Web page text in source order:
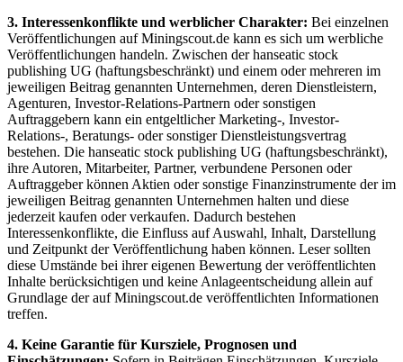
3. Interessenkonflikte und werblicher Charakter: Bei einzelnen
Veröffentlichungen auf Miningscout.de kann es sich um werbliche
Veröffentlichungen handeln. Zwischen der hanseatic stock
publishing UG (haftungsbeschränkt) und einem oder mehreren im
jeweiligen Beitrag genannten Unternehmen, deren Dienstleistern,
Agenturen, Investor-Relations-Partnern oder sonstigen
Auftraggebern kann ein entgeltlicher Marketing-, Investor-
Relations-, Beratungs- oder sonstiger Dienstleistungsvertrag
bestehen. Die hanseatic stock publishing UG (haftungsbeschränkt),
ihre Autoren, Mitarbeiter, Partner, verbundene Personen oder
Auftraggeber können Aktien oder sonstige Finanzinstrumente der im
jeweiligen Beitrag genannten Unternehmen halten und diese
jederzeit kaufen oder verkaufen. Dadurch bestehen
Interessenkonflikte, die Einfluss auf Auswahl, Inhalt, Darstellung
und Zeitpunkt der Veröffentlichung haben können. Leser sollten
diese Umstände bei ihrer eigenen Bewertung der veröffentlichten
Inhalte berücksichtigen und keine Anlageentscheidung allein auf
Grundlage der auf Miningscout.de veröffentlichten Informationen
treffen.
4. Keine Garantie für Kursziele, Prognosen und